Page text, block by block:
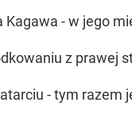
Kagawa - w jego
z prawej
- tym razem